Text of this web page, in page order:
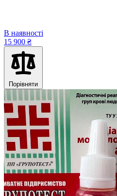
В наявності
15 900 ₴
Порівняти